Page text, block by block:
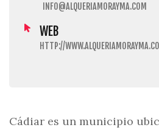
INFO@ALQUERIAMORAYMA.COM
WEB
HTTP://
Cádiar es un municipio